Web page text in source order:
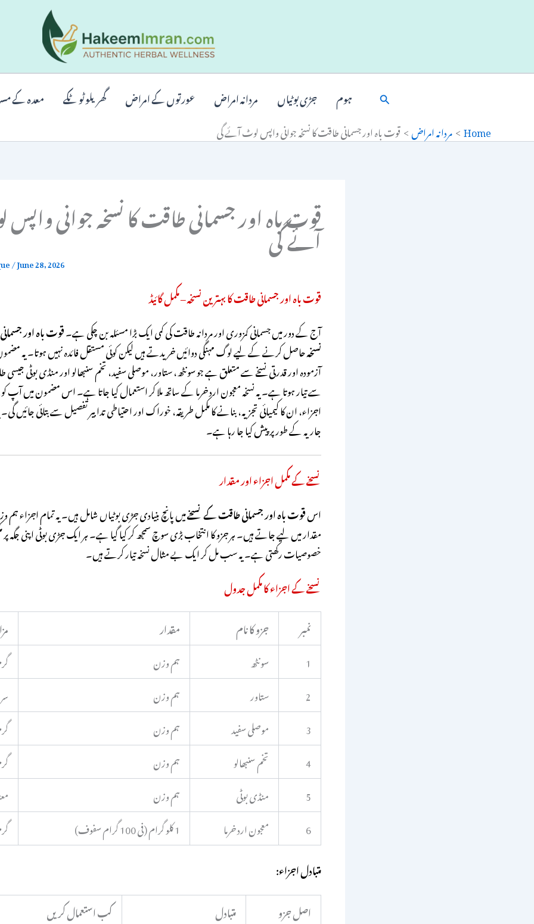
Search ہوم جڑی بوٹیاں مردانہ امراض عورتوں کے امراض گھریلو ٹوٹکے
معدہ کے
Home مردانہ امراض قوت باہ اور جسمانی طاقت کا نسخہ جوانی واپس لوٹ آئے گی
قوت باہ اور جسمانی طاقت کا نسخہ جوانی
آئے گی
/June 28, 2026
قوت باہ اور جسمانی طاقت کا بہترین نسخہ – مکمل گائیڈ
آج کے دور میں جسمانی کمزوری اور مردانہ طاقت کی کمی ایک بڑا مسئلہ بن چکی ہے۔قوت باہ اور
نسخہحاصل کرنے کے لیے لوگ مہنگی دوائیں خریدتے ہیں لیکن کوئی مستقل فائدہ نہیں ہوتا۔ یہ
آزمودہ اور قدرتی نسخے سے متعلق ہے جو سونٹھ، ستاور، موصلی سفید، تخم سنبھالو اور منڈی بوٹی جیسی
سے تیار ہوتا ہے۔ یہ نسخہ معجون ارد خرما کے ساتھ ملا کر استعمال کیا جاتا ہے۔ اس مضمون میں آپ
اجزاء، ان کا کیمیائی تجزیہ، بنانے کا مکمل طریقہ، خوراک اور احتیاطی تدابیر تفصیل سے بتائی جائیں
جاریہ کے طور پر پیش کیا جا رہا ہے۔
نسخے کے مکمل اجزاء اور مقدار
اسقوت باہ اور جسمانی طاقت کے نسخےمیں پانچ بنیادی جڑی بوٹیاں شامل ہیں۔ یہ تمام اجزاء ہم
مقدار میں لیے جاتے ہیں۔ ہر جزو کا انتخاب بڑی سوچ سمجھ کر کیا گیا ہے۔ ہر ایک جڑی بوٹی اپنی جگہ
خصوصیات رکھتی ہے۔ یہ سب مل کر ایک بے مثال نسخہ تیار کرتے ہیں۔
نسخے کے اجزاء کا مکمل جدول
نمبر
جزو کا نام مقدار
1
سونٹھ ہم وزن
2
ستاور ہم وزن
3
موصلی سفید ہم وزن
4
تخم سنبھالو ہم وزن
5
منڈی بوٹی ہم وزن
6
معجون ارد خرما 1 کلو گرام (فی 100 گرام سفوف)
متبادل اجزاء:
اصل جزو
متبادل
کب استعمال کریں